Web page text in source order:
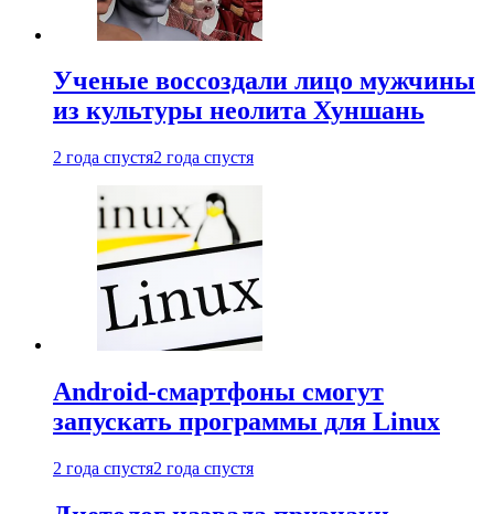
Ученые воссоздали лицо мужчины
из культуры неолита Хуншань
2 года спустя2 года спустя
Android-смартфоны смогут
запускать программы для Linux
2 года спустя2 года спустя